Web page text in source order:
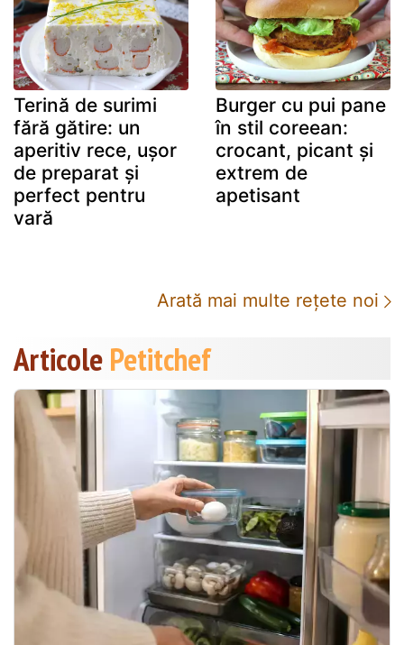
Terină de surimi
fără gătire: un
aperitiv rece, ușor
de preparat și
perfect pentru
vară
Burger cu pui pane
în stil coreean:
crocant, picant și
extrem de
apetisant
Arată mai multe rețete noi
ArticolePetitchef